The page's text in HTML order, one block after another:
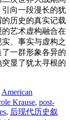
向一段漫长的犹
历史的真实记载
艺术虚构融合在
、事实与虚构之
一群形象各异的
显了犹太寻根的
American
Krause, post-
, 后现代历史叙